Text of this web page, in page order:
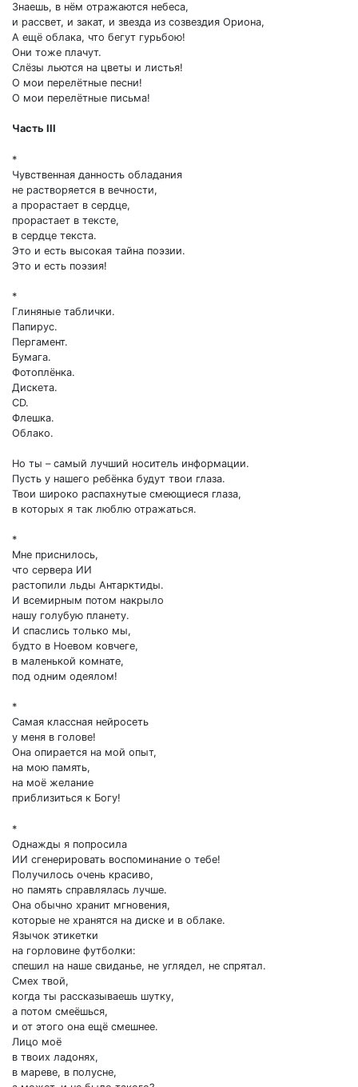
Знаешь, в нём отражаются небеса,
и рассвет, и закат, и звезда из созвездия Ориона,
А ещё облака, что бегут гурьбою!
Они тоже плачут.
Слёзы льются на цветы и листья!
О мои перелётные песни!
О мои перелётные письма!
Часть III
*
Чувственная данность обладания
не растворяется в вечности,
а прорастает в сердце,
прорастает в тексте,
в сердце текста.
Это и есть высокая тайна поэзии.
Это и есть поэзия!
*
Глиняные таблички.
Папирус.
Пергамент.
Бумага.
Фотоплёнка.
Дискета.
СD.
Флешка.
Облако.
Но ты – самый лучший носитель информации.
Пусть у нашего ребёнка будут твои глаза.
Твои широко распахнутые смеющиеся глаза,
в которых я так люблю отражаться.
*
Мне приснилось,
что сервера ИИ
растопили льды Антарктиды.
И всемирным потом накрыло
нашу голубую планету.
И спаслись только мы,
будто в Ноевом ковчеге,
в маленькой комнате,
под одним одеялом!
*
Самая классная нейросеть
у меня в голове!
Она опирается на мой опыт,
на мою память,
на моё желание
приблизиться к Богу!
*
Однажды я попросила
ИИ сгенерировать воспоминание о тебе!
Получилось очень красиво,
но память справлялась лучше.
Она обычно хранит мгновения,
которые не хранятся на диске и в облаке.
Язычок этикетки
на горловине футболки:
спешил на наше свиданье, не углядел, не спрятал.
Смех твой,
когда ты рассказываешь шутку,
а потом смеёшься,
и от этого она ещё смешнее.
Лицо моё
в твоих ладонях,
в мареве, в полусне,